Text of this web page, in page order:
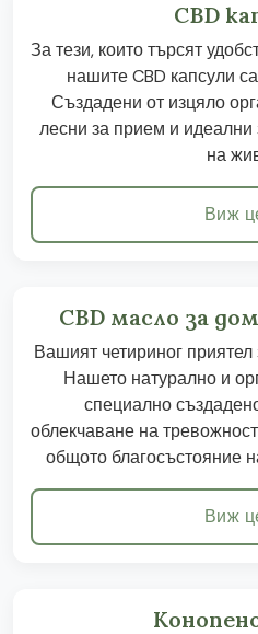
CBD
За тези, които търсят
нашите CBD капсули
Създадени от изцяло
лесни за прием и идеални
на
Виж
CBD масло за
Вашият четириног
Нашето натурално и
специално
облекчаване на
общото благосъстояние
Виж